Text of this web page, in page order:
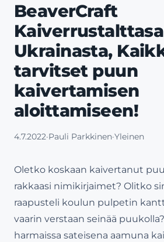
BeaverCraft
Ukrainasta,
tarvitset puun
kaivertamisen
aloittamiseen!
4.7.2022·Pauli Parkkinen·Yleinen
Oletko koskaan kaivertanut
rakkaasi nimikirjaimet? Olitko
raapusteli koulun pulpetin
vaarin verstaan seinää
harmaissa sateisena aamuna